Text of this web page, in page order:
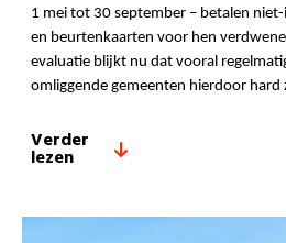
1 mei tot 30 september – betalen
en beurtenkaarten voor hen
evaluatie blijkt nu dat vooral
omliggende gemeenten hierdoor hard
Verder
lezen